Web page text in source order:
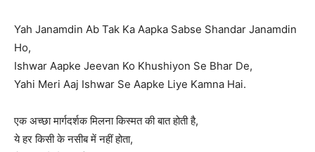
Yah Janamdin Ab Tak Ka Aapka Sabse Shandar Janamdin
Ho,
Ishwar Aapke Jeevan Ko Khushiyon Se Bhar De,
Yahi Meri Aaj Ishwar Se Aapke Liye Kamna Hai.
एक अच्छा मार्गदर्शक मिलना किस्मत की बात होती है,
ये हर किसी के नसीब में नहीं होता,